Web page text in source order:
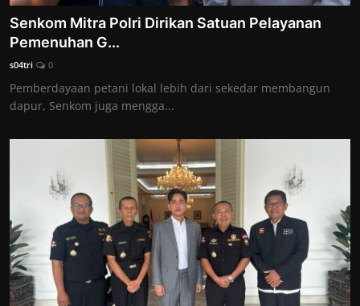
Senkom Mitra Polri Dirikan Satuan Pelayanan
Pemenuhan G...
s04tri 0
Pemberdayaan petani lokal lebih dari sekedar membangun
dapur, Senkom juga mengga...